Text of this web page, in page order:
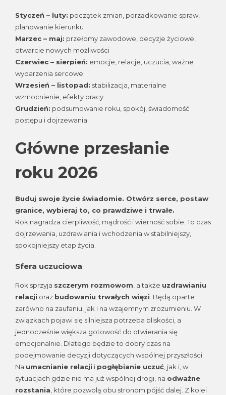
Styczeń – luty: początek zmian, porządkowanie spraw,
planowanie kierunku
Marzec – maj: przełomy zawodowe, decyzje życiowe,
otwarcie nowych możliwości
Czerwiec – sierpień: emocje, relacje, uczucia, ważne
wydarzenia sercowe
Wrzesień – listopad: stabilizacja, materialne
wzmocnienie, efekty pracy
Grudzień: podsumowanie roku, spokój, świadomość
postępu i dojrzewania
Główne przesłanie
roku 2026
Buduj swoje życie świadomie. Otwórz serce, postaw
granice, wybieraj to, co prawdziwe i trwałe.
Rok nagradza cierpliwość, mądrość i wierność sobie. To czas
dojrzewania, uzdrawiania i wchodzenia w stabilniejszy,
spokojniejszy etap życia.
Sfera uczuciowa
Rok sprzyja szczerym rozmowom, a także uzdrawianiu
relacji oraz budowaniu trwałych więzi. Będą oparte
zarówno na zaufaniu, jak i na wzajemnym zrozumieniu. W
związkach pojawi się silniejsza potrzeba bliskości, a
jednocześnie większa gotowość do otwierania się
emocjonalnie. Dlatego będzie to dobry czas na
podejmowanie decyzji dotyczących wspólnej przyszłości.
Na umacnianie relacji i pogłębianie uczuć, jak i, w
sytuacjach gdzie nie ma już wspólnej drogi, na odważne
rozstania, które pozwolą obu stronom pójść dalej. Z kolei